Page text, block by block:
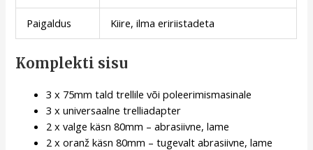
Paigaldus Kiire, ilma eririistadeta
Komplekti sisu
3 x 75mm tald trellile või poleerimismasinale
3 x universaalne trelliadapter
2 x valge käsn 80mm – abrasiivne, lame
2 x oranž käsn 80mm – tugevalt abrasiivne, lame